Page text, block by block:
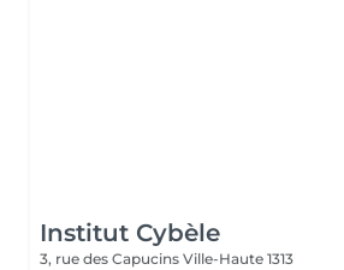
Institut Cybèle
3, rue des Capucins Ville-Haute 1313